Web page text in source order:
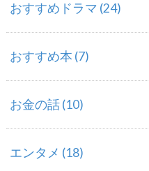
おすすめドラマ (24)
おすすめ本 (7)
お金の話(10)
エンタメ (18)